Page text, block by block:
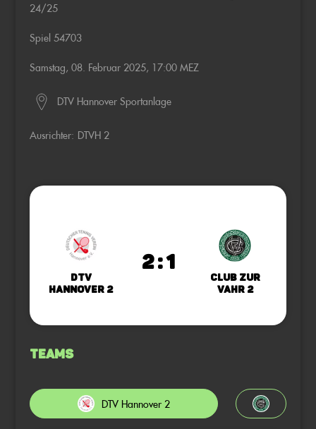
24/25
Spiel 54703
Samstag, 08. Februar 2025, 17:00 MEZ
DTV Hannover Sportanlage
Ausrichter: DTVH 2
DTV
Hannover 2
2 : 1
Club zur
Vahr 2
Teams
DTV Hannover 2